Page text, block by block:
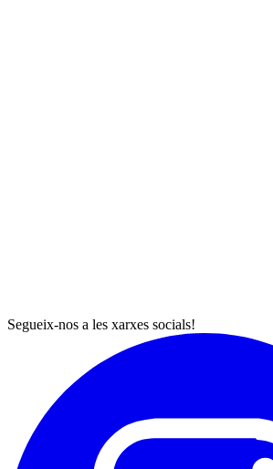
Segueix-nos a les xarxes socials!